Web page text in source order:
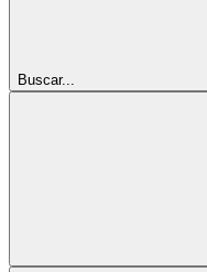
Buscar...